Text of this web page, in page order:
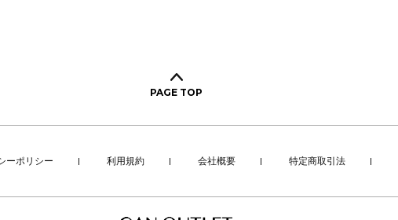
PAGE TOP
ーポリシー 利用規約 会社概要 特定商取引法